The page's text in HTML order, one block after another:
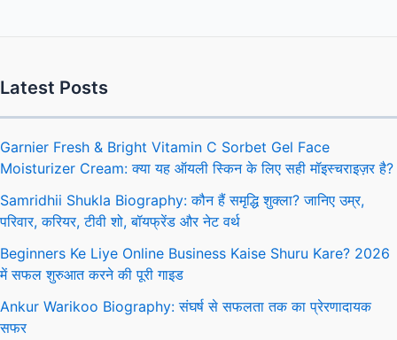
Latest Posts
Garnier Fresh & Bright Vitamin C Sorbet Gel Face
Moisturizer Cream: क्या यह ऑयली स्किन के लिए सही मॉइस्चराइज़र है?
Samridhii Shukla Biography: कौन हैं समृद्धि शुक्ला? जानिए उम्र,
परिवार, करियर, टीवी शो, बॉयफ्रेंड और नेट वर्थ
Beginners Ke Liye Online Business Kaise Shuru Kare? 2026
में सफल शुरुआत करने की पूरी गाइड
Ankur Warikoo Biography: संघर्ष से सफलता तक का प्रेरणादायक
सफर